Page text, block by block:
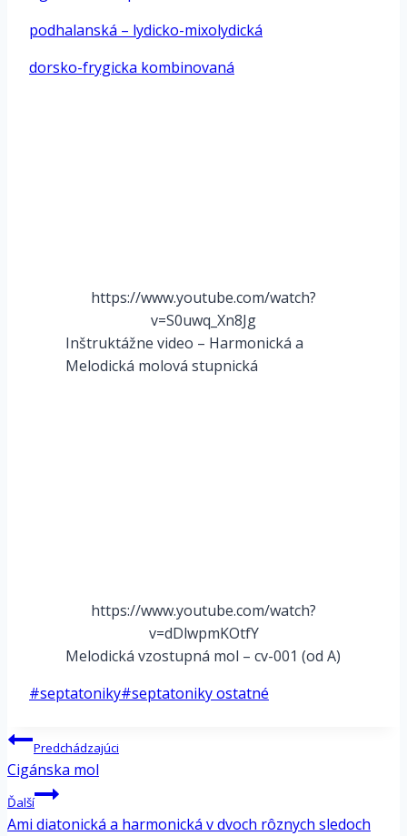
podhalanská – lydicko-mixolydická
dorsko-frygicka kombinovaná
https://www.youtube.com/watch?
v=S0uwq_Xn8Jg
Inštruktážne video – Harmonická a
Melodická molová stupnická
https://www.youtube.com/watch?
v=dDlwpmKOtfY
Melodická vzostupná mol – cv-001 (od A)
Post
#septatoniky#septatoniky ostatné
Navigácia
v
článku
Predchádzajúci
Cigánska mol
Ďalší
Ami diatonická a harmonická v dvoch rôznych sledoch